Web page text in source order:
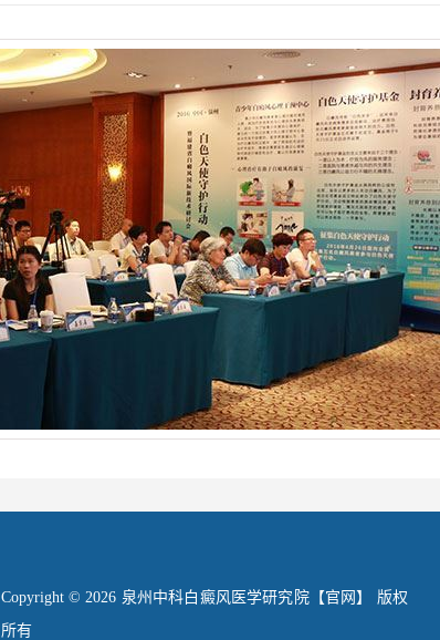
Copyright © 2026 泉州中科白癜风医学研究院【官网】 版权
所有